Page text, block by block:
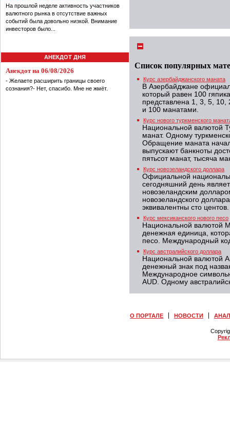
На прошлой неделе активность участников
валютного рынка в отсутствие важных
событий была довольно низкой. Внимание
инвесторов было...
АНЕКДОТ ДНЯ
Анекдот на 06/08/2026
- Желаете расширить границы своего
сознания?- Нет, спасибо. Мне не жмёт.
Список популярных
Курс азербайджанского маната
В Азербайджане
который равен 100
представлена 1, 3, 5,
и 100 манатами.
Курс нового туркменского
Национальной валютой
манат. Одному
Обращение маната
выпускают банкноты
пятьсот манат, тысяча
Курс новозеландского доллара
Официальной
сегодняшний день
новозеландским
новозеландского
эквивалентны сто центов.
Курс мексиканского нового песо
Национальной валютой
денежная единица,
песо. Международный
Курс австралийского доллара
Национальной валютой
денежный знак под
Международное
AUD. Одному
О ПОРТАЛЕ НОВОСТИ